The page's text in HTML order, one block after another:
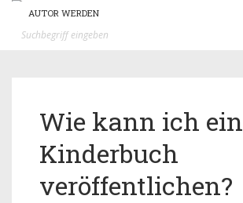
AUTOR WERDEN
Wie kann ich ein
Kinderbuch
veröffentlichen?